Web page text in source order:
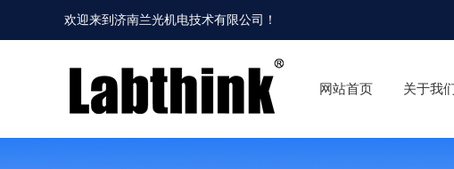
欢迎来到济南兰光机电技术有限公司 ！
网站首页 关于我